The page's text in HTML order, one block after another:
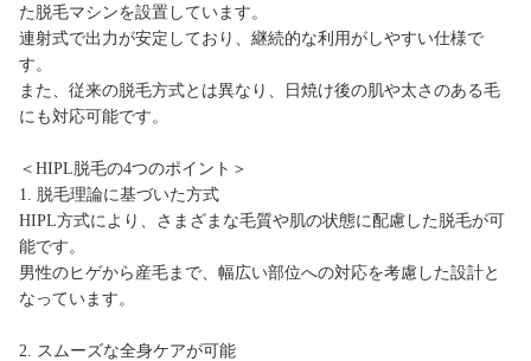
た脱毛マシンを設置しています。
連射式で出力が安定しており、継続的な利用がしやすい仕様で
す。
また、従来の脱毛方式とは異なり、日焼け後の肌や太さのある毛
にも対応可能です。
＜HIPL脱毛の4つのポイント＞
1. 脱毛理論に基づいた方式
HIPL方式により、さまざまな毛質や肌の状態に配慮した脱毛が可
能です。
男性のヒゲから産毛まで、幅広い部位への対応を考慮した設計と
なっています。
2. スムーズな全身ケアが可能